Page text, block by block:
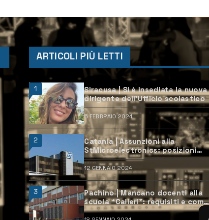
ARTICOLI PIÙ LETTI
1
Siracusa | Si è insediata la nuova
dirigente dell’Ufficio scolastico
6 FEBBRAIO 2024
2
Catania | Assunzioni alla
StMicroelectronics: posizioni
aperte e come candidarsi
12 GENNAIO 2024
3
Pachino | Mancano docenti alla
scuola “Calleri”: requisiti e come
candidarsi